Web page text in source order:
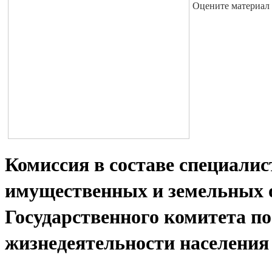
Оцените материал
Комиссия в составе
имущественных и
Государственного комитета
жизнедеятельности